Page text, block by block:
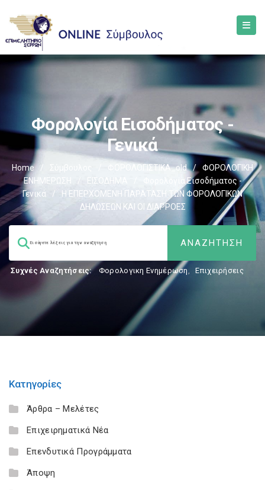
Φορολογία Εισοδήματος -
Γενικά
Home / Σύμβουλος ΦΟΡΟΛΟΓΙΣΤΙΚΑ_old /
ΦΟΡΟΛΟΓΙΚΗ
ΕΝΗΜΕΡΩΣΗ
/ ΕΙΣΟΔΗΜΑ
Φορολογία Εισοδήματος -
Γενικά
/
Η ΕΠΕΡΧΟΜΕΝΗ ΠΑΡΑΤΑΣΗ ΤΩΝ ΦΟΡΟΛΟΓΙΚΩΝ
ΔΗΛΩΣΕΩΝ ΚΑΙ ΟΙ ΔΙΑΡΡΟΕΣ
Συχνές Αναζητήσεις: Φορολογικη Ενημέρωση, Επιχειρήσεις
Κατηγορίες
Άρθρα – Μελέτες
Επιχειρηματικά Νέα
Επενδυτικά Προγράμματα
Άποψη